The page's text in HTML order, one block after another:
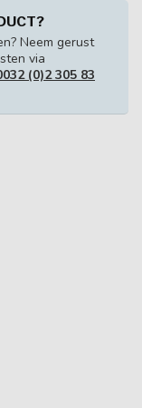
Neem gerust
via
(0)2 305 83